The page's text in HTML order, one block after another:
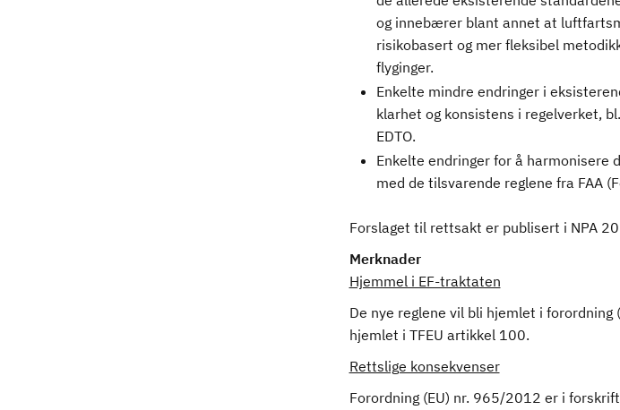
og innebærer blant annet at
risikobasert og mer fleksibel
flyginger.
Enkelte mindre endringer i
klarhet og konsistens i regelverket,
EDTO.
Enkelte endringer for å harmonisere
med de tilsvarende reglene fra FAA
Forslaget til rettsakt er publisert i NPA
Merknader
Hjemmel i EF-traktaten
De nye reglene vil bli hjemlet i
hjemlet i TFEU artikkel 100.
Rettslige konsekvenser
Forordning (EU) nr. 965/2012 er i